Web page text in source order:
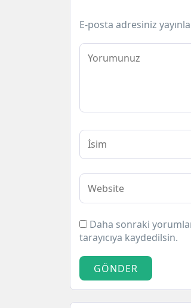
E-posta adresiniz
Daha sonraki
tarayıcıya kaydedilsin.
GÖNDER